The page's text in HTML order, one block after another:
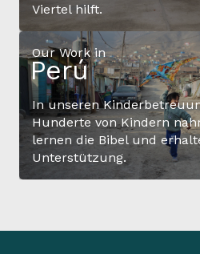
Viertel hilft.
Our Work in
Perú
In unseren
Hunderte von Kindern
lernen die Bibel und
Unterstützung.